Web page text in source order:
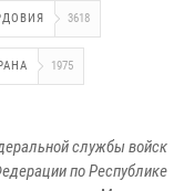
3618
1975
службы войск
по Республике